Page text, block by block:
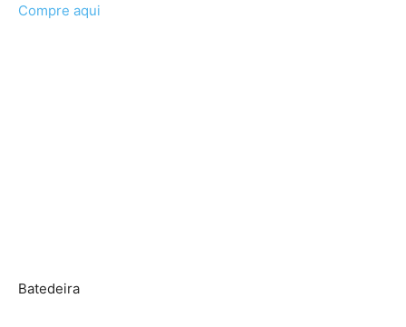
Compre aqui
Batedeira